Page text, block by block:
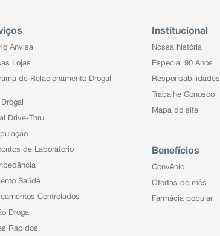
Anvisa
Lojas
de Relacionamento Drogal
Drive-Thru
de Laboratório
Saúde
Controlados
Drogal
Rápidos
Institucional
Nossa história
Especial 90 Anos
Responsabilidades
Trabalhe Conosco
Mapa do site
Benefícios
Convênio
Ofertas do mês
Farmácia popular